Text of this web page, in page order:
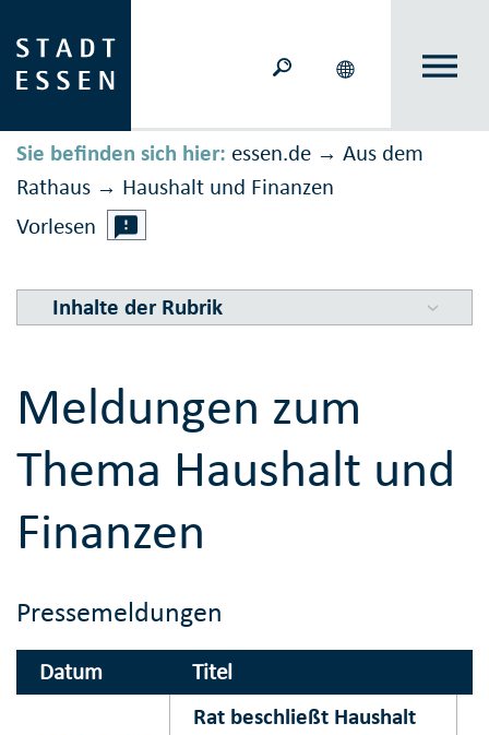
Sie befinden sich hier: essen.de → Aus dem
Rathaus → Haushalt und Finanzen
Vorlesen
Inhalte der Rubrik
Meldungen zum
Thema Haushalt und
Finanzen
Pressemeldungen
Datum Titel
Rat beschließt Haushalt